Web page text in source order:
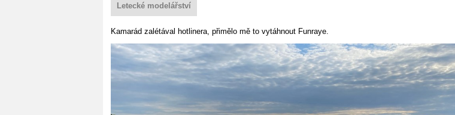
Letecké modelářství
Kamarád zalétával hotlinera, přimělo mě to vytáhnout Funraye.